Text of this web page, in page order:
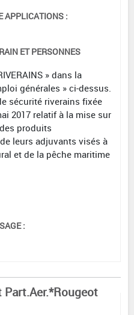
APPLICATIONS :
ET PERSONNES
» dans la
générales » ci-dessus.
sécurité riverains fixée
2017 relatif à la mise sur
produits
leurs adjuvants visés à
et de la pêche maritime
:
Part.Aer.*Rougeot